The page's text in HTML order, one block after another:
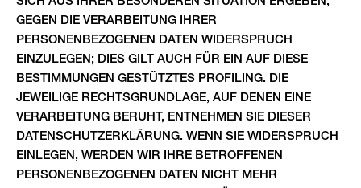
GEGEN DIE VERARBEITUNG IHRER
PERSONENBEZOGENEN DATEN WIDERSPRUCH
EINZULEGEN; DIES GILT AUCH FÜR EIN AUF DIESE
BESTIMMUNGEN GESTÜTZTES PROFILING. DIE
JEWEILIGE RECHTSGRUNDLAGE, AUF DENEN EINE
VERARBEITUNG BERUHT, ENTNEHMEN SIE DIESER
DATENSCHUTZERKLÄRUNG. WENN SIE WIDERSPRUCH
EINLEGEN, WERDEN WIR IHRE BETROFFENEN
PERSONENBEZOGENEN DATEN NICHT MEHR